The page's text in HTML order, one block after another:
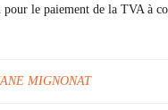
le paiement de la TVA à
MIGNONAT